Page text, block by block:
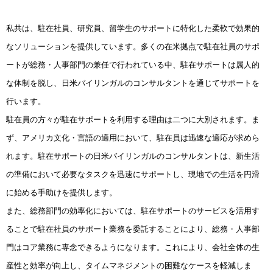
私共は、駐在社員、研究員、留学生のサポートに特化した柔軟で効果的
なソリューションを提供しています。多くの在米拠点で駐在社員のサポ
ートが総務・人事部門の兼任で行われている中、駐在サポートは属人的
な体制を脱し、日米バイリンガルのコンサルタントを通じてサポートを
行います。
駐在員の方々が駐在サポートを利用する理由は二つに大別されます。ま
ず、アメリカ文化・言語の適用において、駐在員は迅速な適応が求めら
れます。駐在サポートの日米バイリンガルのコンサルタントは、新生活
の準備において必要なタスクを迅速にサポートし、現地での生活を円滑
に始める手助けを提供します。
また、総務部門の効率化においては、駐在サポートのサービスを活用す
ることで駐在社員のサポート業務を委託することにより、総務・人事部
門はコア業務に専念できるようになります。これにより、会社全体の生
産性と効率が向上し、タイムマネジメントの困難なケースを軽減しま